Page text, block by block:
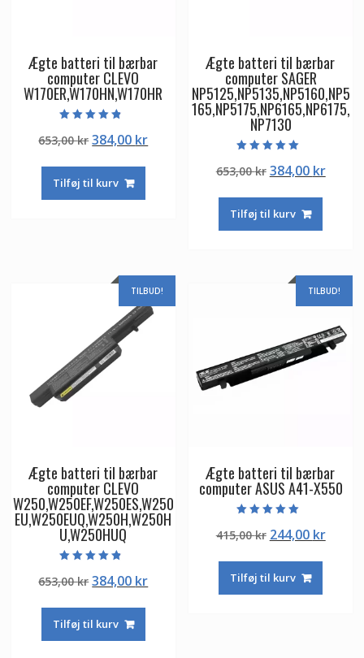
Ægte batteri til bærbar
computer CLEVO
W170ER,W170HN,W170HR
4.50
ud af 5
653,00krDen
pris
var:
384,00 krDen
Tilføj til kurv
Ægte batteri til bærbar
computer SAGER
NP5125,NP5135,NP5160,NP5
165,NP5175,NP6165,NP6175,
NP7130
5.00
ud af 5
653,00kr Den
pris
var:
384,00 krDen
Tilføj til kurv
TILBUD!
Ægte batteri til bærbar
computer CLEVO
W250,W250EF,W250ES,W250
EU,W250EUQ,W250H,W250H
U,W250HUQ
4.50
ud af 5
653,00krDen
pris
var:
384,00 krDen
Tilføj til kurv
TILBUD!
Ægte batteri til bærbar
computer ASUS A41-X550
5.00
ud af 5
415,00kr Den
pris
var:
244,00 krDen
Tilføj til kurv